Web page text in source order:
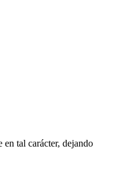
tal carácter, dejando